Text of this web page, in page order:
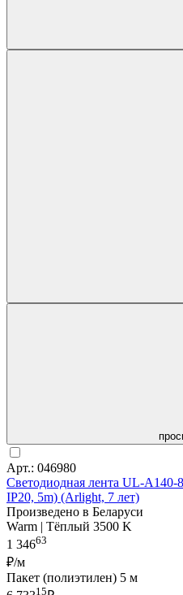
Арт.: 046980
Светодиодная лента UL-A140-
IP20, 5m) (Arlight, 7 лет)
Произведено в Беларуси
Warm | Тёплый 3500 K
1 34663
₽/м
Пакет (полиэтилен) 5 м
15